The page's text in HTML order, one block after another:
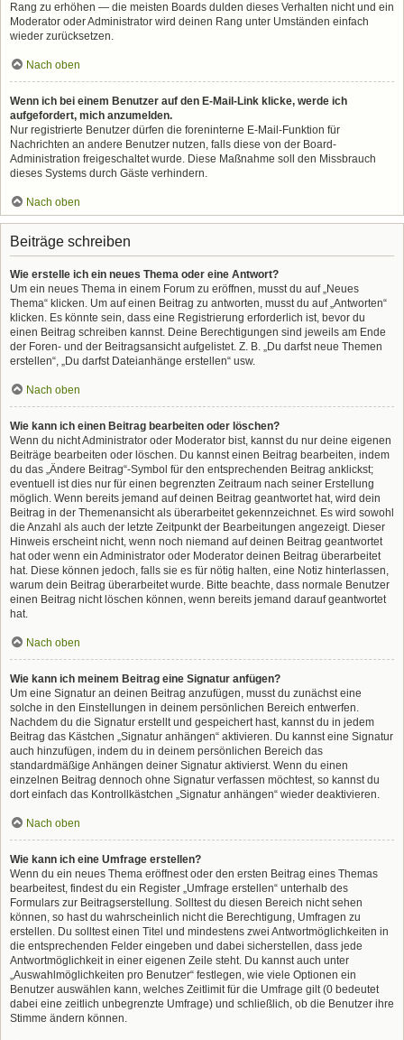
Rang zu erhöhen — die meisten Boards dulden dieses Verhalten nicht und ein
Moderator oder Administrator wird deinen Rang unter Umständen einfach
wieder zurücksetzen.
Nach oben
Wenn ich bei einem Benutzer auf den E-Mail-Link klicke, werde ich
aufgefordert, mich anzumelden.
Nur registrierte Benutzer dürfen die foreninterne E-Mail-Funktion für
Nachrichten an andere Benutzer nutzen, falls diese von der Board-
Administration freigeschaltet wurde. Diese Maßnahme soll den Missbrauch
dieses Systems durch Gäste verhindern.
Nach oben
Beiträge schreiben
Wie erstelle ich ein neues Thema oder eine Antwort?
Um ein neues Thema in einem Forum zu eröffnen, musst du auf „Neues
Thema“ klicken. Um auf einen Beitrag zu antworten, musst du auf „Antworten“
klicken. Es könnte sein, dass eine Registrierung erforderlich ist, bevor du
einen Beitrag schreiben kannst. Deine Berechtigungen sind jeweils am Ende
der Foren- und der Beitragsansicht aufgelistet. Z. B. „Du darfst neue Themen
erstellen“, „Du darfst Dateianhänge erstellen“ usw.
Nach oben
Wie kann ich einen Beitrag bearbeiten oder löschen?
Wenn du nicht Administrator oder Moderator bist, kannst du nur deine eigenen
Beiträge bearbeiten oder löschen. Du kannst einen Beitrag bearbeiten, indem
du das „Ändere Beitrag“-Symbol für den entsprechenden Beitrag anklickst;
eventuell ist dies nur für einen begrenzten Zeitraum nach seiner Erstellung
möglich. Wenn bereits jemand auf deinen Beitrag geantwortet hat, wird dein
Beitrag in der Themenansicht als überarbeitet gekennzeichnet. Es wird sowohl
die Anzahl als auch der letzte Zeitpunkt der Bearbeitungen angezeigt. Dieser
Hinweis erscheint nicht, wenn noch niemand auf deinen Beitrag geantwortet
hat oder wenn ein Administrator oder Moderator deinen Beitrag überarbeitet
hat. Diese können jedoch, falls sie es für nötig halten, eine Notiz hinterlassen,
warum dein Beitrag überarbeitet wurde. Bitte beachte, dass normale Benutzer
einen Beitrag nicht löschen können, wenn bereits jemand darauf geantwortet
hat.
Nach oben
Wie kann ich meinem Beitrag eine Signatur anfügen?
Um eine Signatur an deinen Beitrag anzufügen, musst du zunächst eine
solche in den Einstellungen in deinem persönlichen Bereich entwerfen.
Nachdem du die Signatur erstellt und gespeichert hast, kannst du in jedem
Beitrag das Kästchen „Signatur anhängen“ aktivieren. Du kannst eine Signatur
auch hinzufügen, indem du in deinem persönlichen Bereich das
standardmäßige Anhängen deiner Signatur aktivierst. Wenn du einen
einzelnen Beitrag dennoch ohne Signatur verfassen möchtest, so kannst du
dort einfach das Kontrollkästchen „Signatur anhängen“ wieder deaktivieren.
Nach oben
Wie kann ich eine Umfrage erstellen?
Wenn du ein neues Thema eröffnest oder den ersten Beitrag eines Themas
bearbeitest, findest du ein Register „Umfrage erstellen“ unterhalb des
Formulars zur Beitragserstellung. Solltest du diesen Bereich nicht sehen
können, so hast du wahrscheinlich nicht die Berechtigung, Umfragen zu
erstellen. Du solltest einen Titel und mindestens zwei Antwortmöglichkeiten in
die entsprechenden Felder eingeben und dabei sicherstellen, dass jede
Antwortmöglichkeit in einer eigenen Zeile steht. Du kannst auch unter
„Auswahlmöglichkeiten pro Benutzer“ festlegen, wie viele Optionen ein
Benutzer auswählen kann, welches Zeitlimit für die Umfrage gilt (0 bedeutet
dabei eine zeitlich unbegrenzte Umfrage) und schließlich, ob die Benutzer ihre
Stimme ändern können.